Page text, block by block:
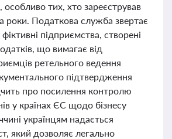
особливо тих, хто зареєстрував
роки. Податкова служба звертає
підприємства, створені
що вимагає від
ретельного ведення
підтвердження
про посилення контролю
у країнах ЄС щодо бізнесу
українцям надається
який дозволяє легально